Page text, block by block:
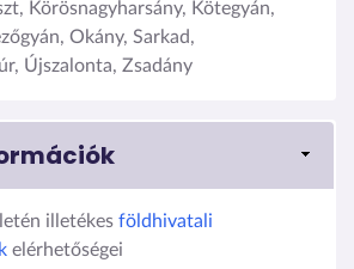
Körösnagyharsány, Kötegyán,
Okány, Sarkad,
Újszalonta, Zsadány
illetékes földhivatali
elérhetőségei